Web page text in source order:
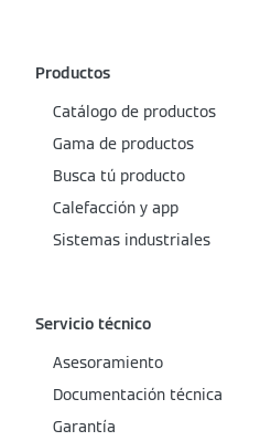
Productos
Catálogo de productos
Gama de productos
Busca tú producto
Calefacción y app
Sistemas industriales
Servicio técnico
Asesoramiento
Documentación técnica
Garantía